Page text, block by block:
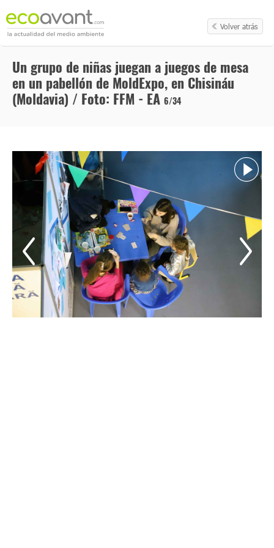
Volver atrás
Un grupo de niñas juegan a juegos de mesa
en un pabellón de MoldExpo, en Chisináu
(Moldavia) / Foto: FFM - EA 6/34